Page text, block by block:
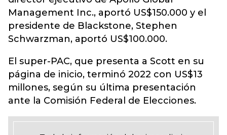
Management Inc., aportó US$150.000 y el
presidente de Blackstone, Stephen
Schwarzman, aportó US$100.000.
El super-PAC, que presenta a Scott en su
página de inicio, terminó 2022 con US$13
millones, según su última presentación
ante la Comisión Federal de Elecciones.